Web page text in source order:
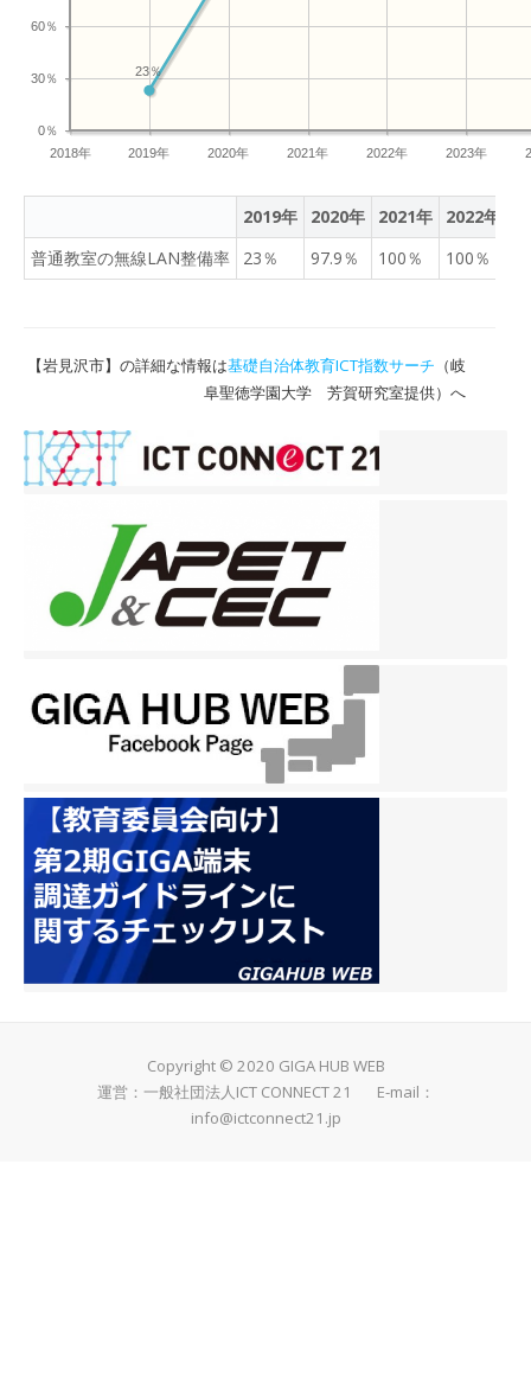
2018年 2019年 2020年 2021年 2022年 2023年
0％
30％
60％
23％
2019年 2020年 2021年 2022年
普通教室の無線LAN整備率
23％ 97.9％ 100％ 100％
【岩見沢市】の詳細な情報は基礎自治体教育ICT指数サーチ （岐
阜聖徳学園大学 芳賀研究室提供）へ
Copyright © 2020 GIGA HUB WEB
運営：一般社団法人ICT CONNECT 21 E-mail：
info@ictconnect21.jp